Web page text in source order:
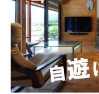
ライフスタイル
クオリティ
お知らせ
ブログ